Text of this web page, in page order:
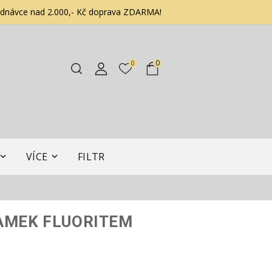
nad 2.000,- Kč doprava ZDARMA!
0
0
VÍCE FILTR
FLUORITEM